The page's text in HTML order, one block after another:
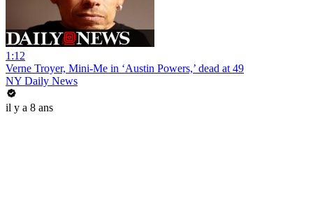
1:12
Verne Troyer, Mini-Me in ‘Austin Powers,’ dead at 49
NY Daily News
il y a 8 ans